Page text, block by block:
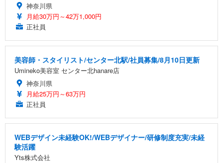
神奈川県
月給30万円～42万1,000円
正社員
美容師・スタイリスト/センター北駅/社員募集/8月10日更新
Umineko美容室 センター北hanare店
神奈川県
月給25万円～63万円
正社員
WEBデザイン未経験OK!/WEBデザイナー/研修制度充実/未経
験活躍
Yts株式会社